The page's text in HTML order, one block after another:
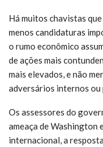
Há muitos chavistas
menos candidaturas
o rumo econômico
de ações mais
mais elevados, e não
adversários internos ou
Os assessores do
ameaça de Washington
internacional, a